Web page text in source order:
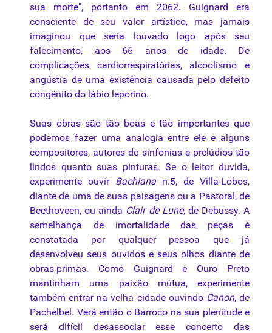
sua morte", portanto em 2062. Guignard era
consciente de seu valor artístico, mas jamais
imaginou que seria louvado logo após seu
falecimento, aos 66 anos de idade. De
complicações cardiorrespiratórias, alcoolismo e
angústia de uma existência causada pelo defeito
congênito do lábio leporino.
Suas obras são tão boas e tão importantes que
podemos fazer uma analogia entre ele e alguns
compositores, autores de sinfonias e prelúdios tão
lindos quanto suas pinturas. Se o leitor duvida,
experimente ouvir Bachiana n.5, de Villa-Lobos,
diante de uma de suas paisagens ou a Pastoral, de
Beethoveen, ou ainda Clair de Lune, de Debussy. A
semelhança de imortalidade das peças é
constatada por qualquer pessoa que já
desenvolveu seus ouvidos e seus olhos diante de
obras-primas. Como Guignard e Ouro Preto
mantinham uma paixãomútua, experimente
também entrar na velha cidade ouvindo Canon, de
Pachelbel. Verá então o Barroco na sua plenitude e
será difícil desassociar esse concerto das